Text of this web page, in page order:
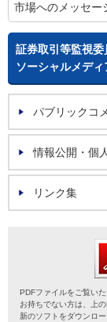
市場へのメッセー
証券取引等監視委
ソーシャルメディ
パブリックコ
情報公開・個
リンク集
PDFファイルをご覧い
お持ちでない方は、上
新のソフトをダウンロ